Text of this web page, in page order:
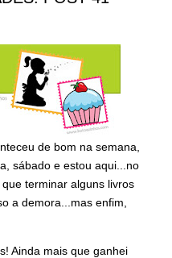
de bom na semana,
sábado e estou aqui...no
terminar alguns livros
a demora...mas enfim,
Ainda mais que ganhei